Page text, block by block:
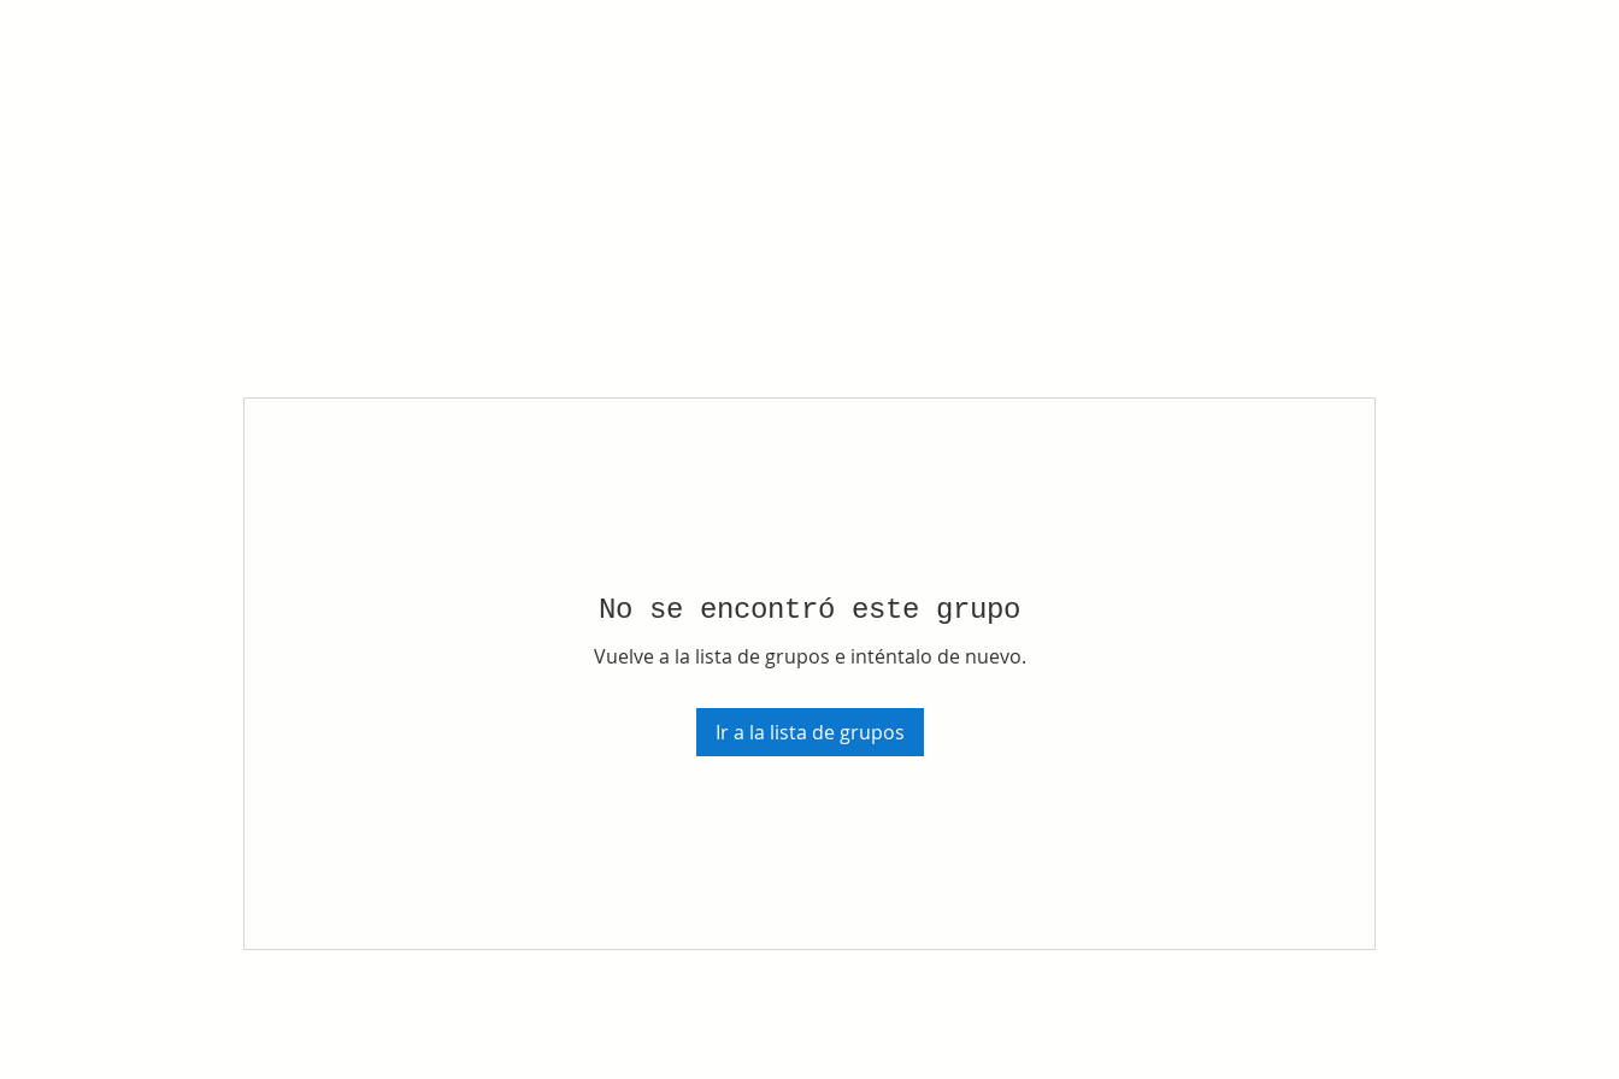
No se encontró este grupo
Vuelve a la lista de grupos e inténtalo de nuevo.
Ir a la lista de grupos